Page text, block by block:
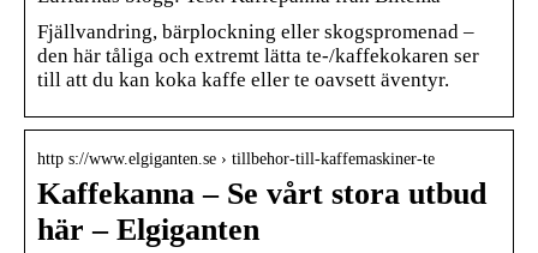
Fjällvandring, bärplockning eller skogspromenad –
den här tåliga och extremt lätta te-/kaffekokaren ser
till att du kan koka kaffe eller te oavsett äventyr.
http s://www.elgiganten.se › tillbehor-till-kaffemaskiner-te
Kaffekanna – Se vårt stora utbud
här – Elgiganten